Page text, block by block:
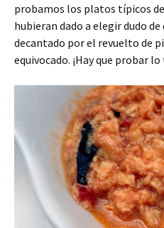
probamos los platos típicos
hubieran dado a elegir dudo
decantado por el revuelto de
equivocado. ¡Hay que probar